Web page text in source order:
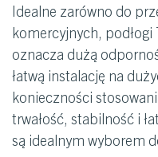
Idealne zarówno do
komercyjnych, podłogi
oznacza dużą
łatwą instalację na
konieczności
trwałość, stabilność i
są idealnym wyborem